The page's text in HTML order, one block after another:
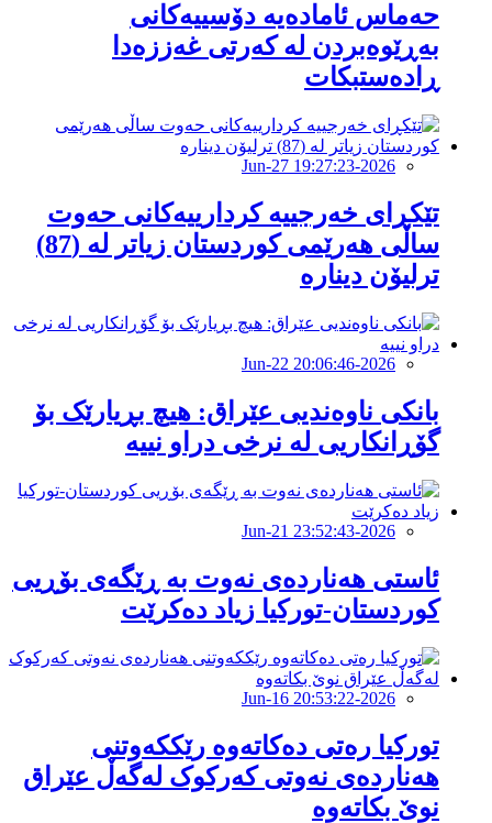
حەماس ئامادەیە دۆسییەکانی
بەڕێوەبردن لە کەرتی غەززەدا
ڕادەستبکات
2026-Jun-27 19:27:23
تێکڕای خەرجییە کردارییەکانی حەوت
ساڵی هەرێمی کوردستان زیاتر لە (87)
ترلیۆن دینارە
2026-Jun-22 20:06:46
بانکى ناوەندیى عێراق: هیچ بڕیارێک بۆ
گۆڕانکاریى لە نرخى دراو نییە
2026-Jun-21 23:52:43
ئاستی هەناردەی نەوت بە ڕێگەی بۆڕیی
کوردستان-تورکیا زیاد دەکرێت
2026-Jun-16 20:53:22
تورکیا رەتى دەکاتەوە رێککەوتنى
هەناردەى نەوتى کەرکوک لەگەڵ عێراق
نوێ بکاتەوە